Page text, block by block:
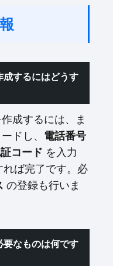
するにはどうす
成するには、ま
ドし、 電話番号
コード を入力
ば完了です。必
の登録も行いま
なものは何です